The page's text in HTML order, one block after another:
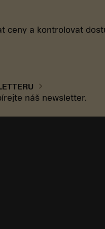
ceny a kontrolovat
chevron_right
náš newsletter.